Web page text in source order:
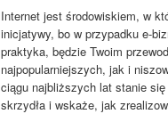
Internet jest środowiskiem, w
inicjatywy, bo w przypadku e-
praktyka, będzie Twoim
najpopularniejszych, jak i
ciągu najbliższych lat stanie
skrzydła i wskaże, jak